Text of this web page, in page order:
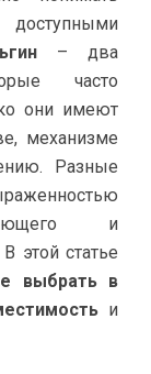
– два
часто
они имеют
механизме
Разные
и
этой статье
выбрать в
и